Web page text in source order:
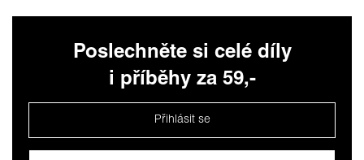
Poslechněte si celé díly
i příběhy za 59,-
Přihlásit se